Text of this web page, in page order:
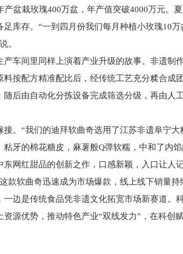
盆栽玫瑰400万盆，年产值突破4000万元。
库存。“一到四月份我们每月种植小玫瑰10
。
车间里同样上演着产业升级的故事。非遗制
按配方精准配比后，经传统工艺充分糅合成
后由自动化分拣设备完成筛选分级，再由人
。“我们的迪拜软曲奇选用了江苏非遗阜宁
牙的棉花糖皮，麻薯般Q弹软糯，中和了内
网红甜品的创新之作，口感新颖，入口让人
款软曲奇迅速成为市场爆款，线上线下销量持
边是传统食品凭非遗文化拓宽市场新赛道。
源优势，推动特色产业“双线发力”，在科创